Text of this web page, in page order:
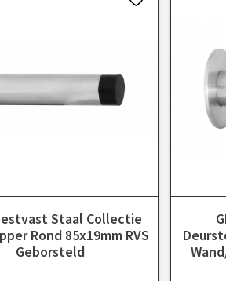
Staal Collectie
Rond 85x19mm RVS
Geborsteld